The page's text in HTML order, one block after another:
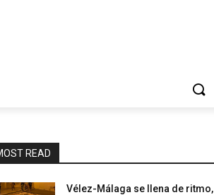
READ
Vélez-Málaga se llena de ritmo,